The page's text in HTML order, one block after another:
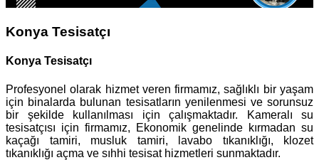
Konya Tesisatçı
Konya Tesisatçı
Profesyonel olarak hizmet veren firmamız, sağlıklı bir yaşam
için binalarda bulunan tesisatların yenilenmesi ve sorunsuz
bir şekilde kullanılması için çalışmaktadır. Kameralı su
tesisatçısı için firmamız, Ekonomik genelinde kırmadan su
kaçağı tamiri, musluk tamiri, lavabo tıkanıklığı, klozet
tıkanıklığı açma ve sıhhi tesisat hizmetleri sunmaktadır.